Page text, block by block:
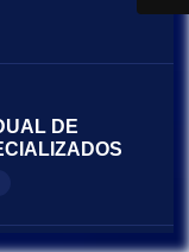
DE